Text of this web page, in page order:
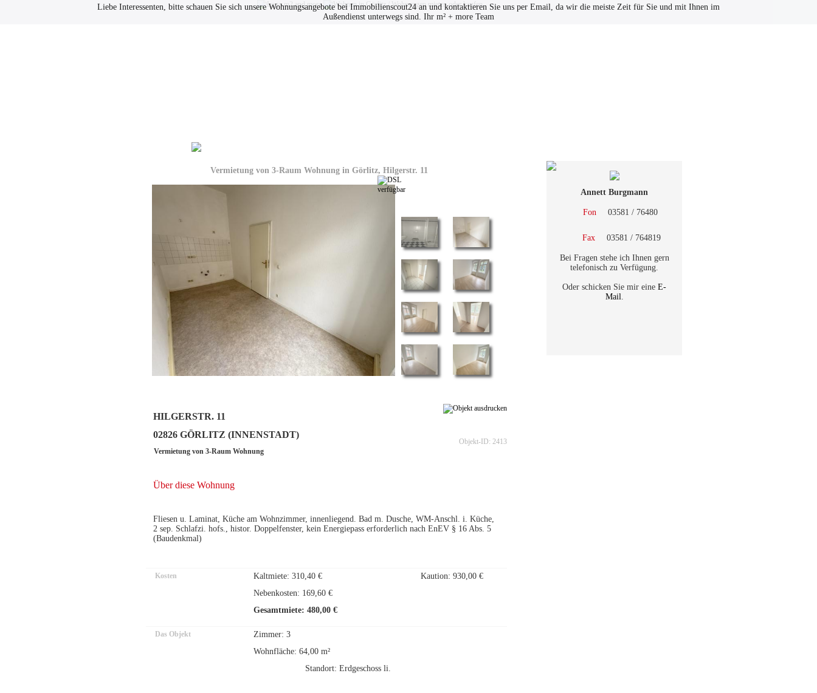
Liebe Interessenten, bitte schauen Sie sich unsere Wohnungsangebote bei Immobilienscout24 an und kontaktieren Sie uns per Email, da wir die meiste Zeit für Sie und mit Ihnen im
Außendienst unterwegs sind. Ihr m² + more Team
Vermietung von 3-Raum Wohnung in Görlitz, Hilgerstr. 11
HILGERSTR. 11
02826 GÖRLITZ (INNENSTADT)
Vermietung von 3-Raum Wohnung
Objekt-ID: 2413
Über diese Wohnung
Fliesen u. Laminat, Küche am Wohnzimmer, innenliegend. Bad m. Dusche, WM-Anschl. i. Küche,
2 sep. Schlafzi. hofs., histor. Doppelfenster, kein Energiepass erforderlich nach EnEV § 16 Abs. 5
(Baudenkmal)
Kosten
Kaltmiete: 310,40 €
Nebenkosten: 169,60 €
Gesamtmiete: 480,00 €
Kaution: 930,00 €
Das Objekt
Zimmer: 3
Wohnfläche: 64,00 m²
Standort: Erdgeschoss li.
Annett Burgmann
Fon 03581 / 76480
Fax 03581 / 764819
Bei Fragen stehe ich Ihnen gern
telefonisch zu Verfügung.
Oder schicken Sie mir eine E-
Mail.